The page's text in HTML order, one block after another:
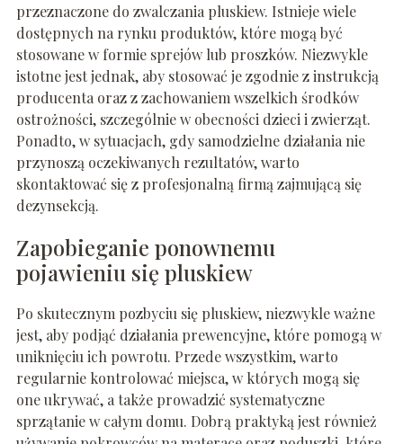
przeznaczone do zwalczania pluskiew. Istnieje wiele
dostępnych na rynku produktów, które mogą być
stosowane w formie sprejów lub proszków. Niezwykle
istotne jest jednak, aby stosować je zgodnie z instrukcją
producenta oraz z zachowaniem wszelkich środków
ostrożności, szczególnie w obecności dzieci i zwierząt.
Ponadto, w sytuacjach, gdy samodzielne działania nie
przynoszą oczekiwanych rezultatów, warto
skontaktować się z profesjonalną firmą zajmującą się
dezynsekcją.
Zapobieganie ponownemu
pojawieniu się pluskiew
Po skutecznym pozbyciu się pluskiew, niezwykle ważne
jest, aby podjąć działania prewencyjne, które pomogą w
uniknięciu ich powrotu. Przede wszystkim, warto
regularnie kontrolować miejsca, w których mogą się
one ukrywać, a także prowadzić systematyczne
sprzątanie w całym domu. Dobrą praktyką jest również